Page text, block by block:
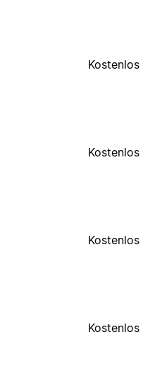
Kostenlos
Kostenlos
Kostenlos
Kostenlos